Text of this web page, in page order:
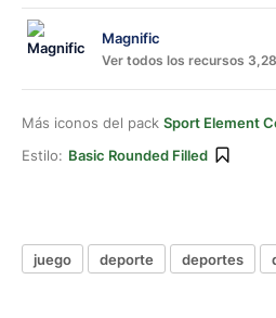
Magnific
Ver todos los recursos
Más iconos del pack Sport Element
Estilo: Basic Rounded Filled
juego deporte deportes